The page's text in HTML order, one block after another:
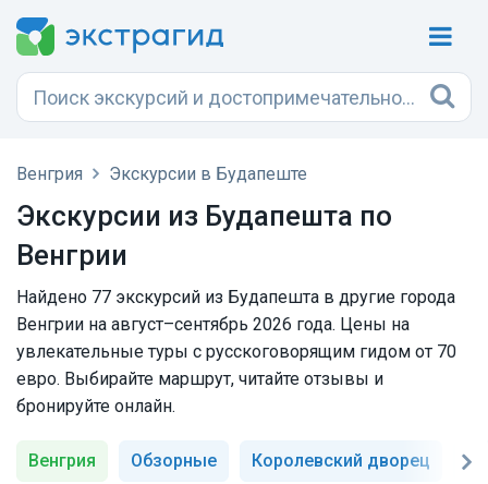
Венгрия Экскурсии в Будапеште
Экскурсии из Будапешта по
Венгрии
Найдено 77 экскурсий из Будапешта в другие города
Венгрии на август–сентябрь 2026 года. Цены на
увлекательные туры с русскоговорящим гидом от 70
евро. Выбирайте маршрут, читайте отзывы и
бронируйте онлайн.
Венгрия Обзорные Королевский дворец